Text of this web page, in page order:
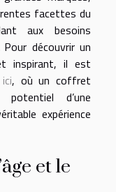
facettes du
aux besoins
découvrir un
inspirant, il est
, où un coffret
d’une
expérience
et le